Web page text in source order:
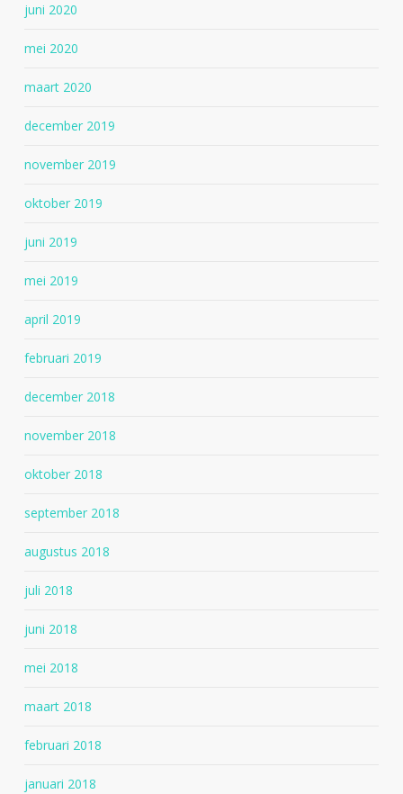
juni 2020
mei 2020
maart 2020
december 2019
november 2019
oktober 2019
juni 2019
mei 2019
april 2019
februari 2019
december 2018
november 2018
oktober 2018
september 2018
augustus 2018
juli 2018
juni 2018
mei 2018
maart 2018
februari 2018
januari 2018